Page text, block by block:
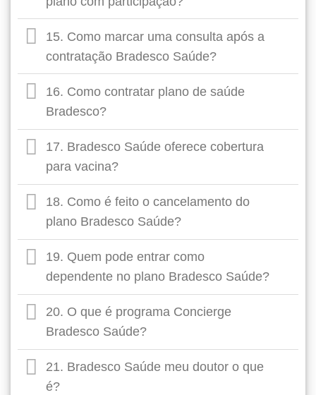
15. Como marcar uma consulta após a
contratação Bradesco Saúde?
16. Como contratar plano de saúde
Bradesco?
17. Bradesco Saúde oferece cobertura
para vacina?
18. Como é feito o cancelamento do
plano Bradesco Saúde?
19. Quem pode entrar como
dependente no plano Bradesco Saúde?
20. O que é programa Concierge
Bradesco Saúde?
21. Bradesco Saúde meu doutor o que
é?